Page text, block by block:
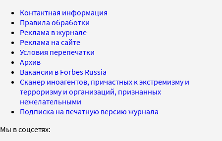
Контактная информация
Правила обработки
Реклама в журнале
Реклама на сайте
Условия перепечатки
Архив
Вакансии в Forbes Russia
Сканер иноагентов, причастных к экстремизму и
терроризму и организаций, признанных
нежелательными
Подписка на печатную версию журнала
Мы в соцсетях: